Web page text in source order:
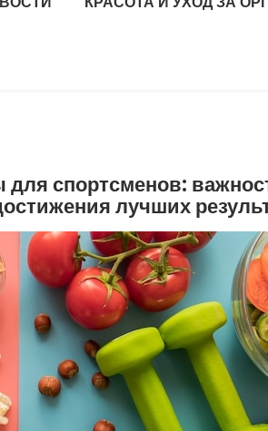
спортсменов:
лучших